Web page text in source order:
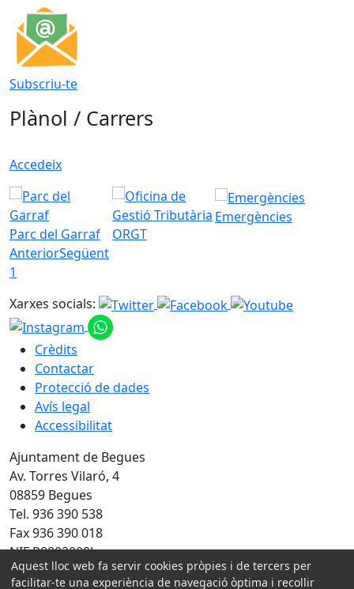
Subscriu-te
Plànol / Carrers
Accedeix
Parc del Garraf ORGT
Emergències
AnteriorSegüent
1
Xarxes socials:
Crèdits
Contactar
Protecció de dades
Avís legal
Accessibilitat
Ajuntament de Begues
Av. Torres Vilaró, 4
08859 Begues
Tel. 936 390 538
Fax 936 390 018
NIF P0802000J
Amb la col·laboració de:
Aquest lloc web fa servir cookies pròpies i de tercers per
facilitar-te una experiència de navegació òptima i recollir